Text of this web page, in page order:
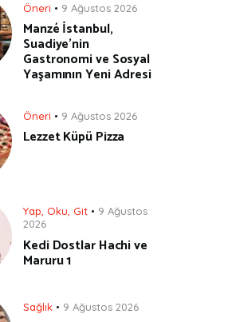
Öneri 9 Ağustos 2026
Manzé İstanbul,
Suadiye’nin
Gastronomi ve Sosyal
Yaşamının Yeni Adresi
Öneri 9 Ağustos 2026
Lezzet Küpü Pizza
Yap, Oku, Git
9 Ağustos
2026
Kedi Dostlar Hachi ve
Maruru 1
Sağlık 9 Ağustos 2026